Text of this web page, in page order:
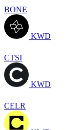
BONE
KWD
CTSI
KWD
CELR